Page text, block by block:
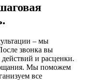
– мы
звонка вы
и расценки.
Мы поможем
все